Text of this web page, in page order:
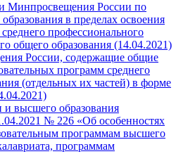
Минпросвещения России по
в пределах освоения
профессионального
общего образования (14.04.2021)
России, содержащие общие
программ среднего
(отдельных их частей) в форме
высшего образования
№ 226 «Об особенностях
программам высшего
программам